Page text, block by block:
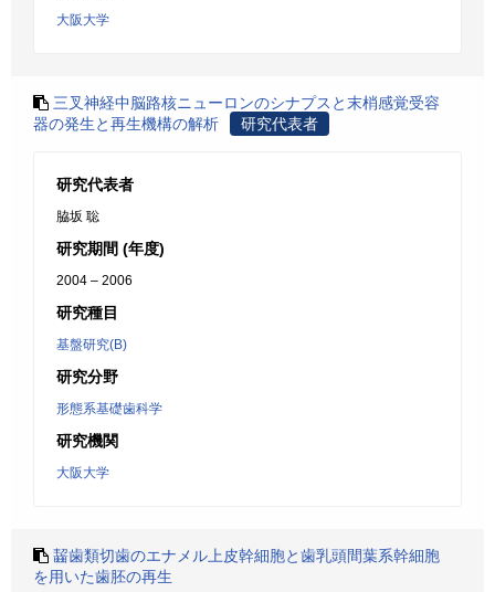
大阪大学
三叉神経中脳路核ニューロンのシナプスと末梢感覚受容
器の発生と再生機構の解析
研究代表者
研究代表者
脇坂 聡
研究期間 (年度)
2004 – 2006
研究種目
基盤研究(B)
研究分野
形態系基礎歯科学
研究機関
大阪大学
齧歯類切歯のエナメル上皮幹細胞と歯乳頭間葉系幹細胞
を用いた歯胚の再生